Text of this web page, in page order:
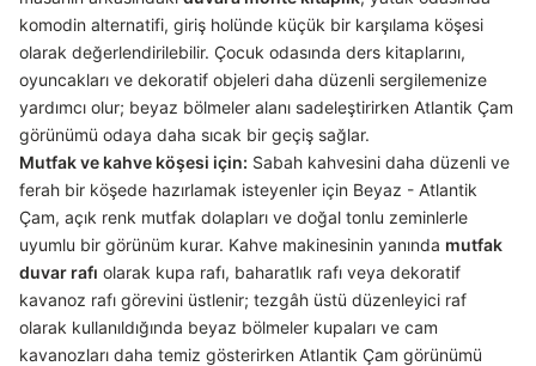
komodin alternatifi, giriş holünde küçük bir karşılama köşesi
olarak değerlendirilebilir. Çocuk odasında ders kitaplarını,
oyuncakları ve dekoratif objeleri daha düzenli sergilemenize
yardımcı olur; beyaz bölmeler alanı sadeleştirirken Atlantik Çam
görünümü odaya daha sıcak bir geçiş sağlar.
Mutfak ve kahve köşesi için: Sabah kahvesini daha düzenli ve
ferah bir köşede hazırlamak isteyenler için Beyaz - Atlantik
Çam, açık renk mutfak dolapları ve doğal tonlu zeminlerle
uyumlu bir görünüm kurar. Kahve makinesinin yanında mutfak
duvar rafı olarak kupa rafı, baharatlık rafı veya dekoratif
kavanoz rafı görevini üstlenir; tezgâh üstü düzenleyici raf
olarak kullanıldığında beyaz bölmeler kupaları ve cam
kavanozları daha temiz gösterirken Atlantik Çam görünümü